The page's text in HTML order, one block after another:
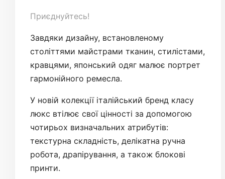
Приєднуйтесь!
Завдяки дизайну, встановленому
століттями майстрами тканин, стилістами,
кравцями, японський одяг малює портрет
гармонійного ремесла.
У новій колекції італійський бренд класу
люкс втілює свої цінності за допомогою
чотирьох визначальних атрибутів:
текстурна складність, делікатна ручна
робота, драпірування, а також блокові
принти.